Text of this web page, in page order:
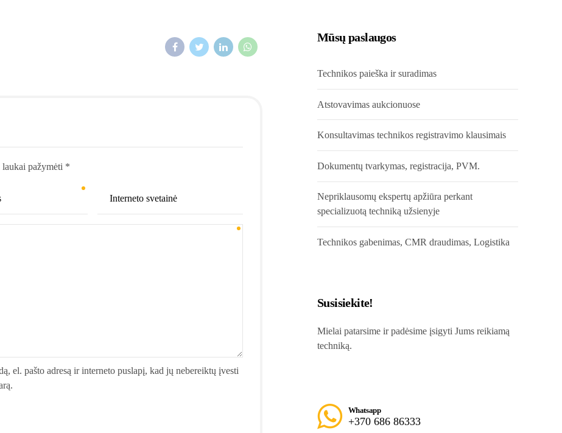
laukai pažymėti *
el. pašto adresą ir interneto puslapį, kad jų nebereiktų įvesti
Mūsų paslaugos
Technikos paieška ir suradimas
Atstovavimas aukcionuose
Konsultavimas technikos registravimo klausimais
Dokumentų tvarkymas, registracija, PVM.
Nepriklausomų ekspertų apžiūra perkant
specializuotą techniką užsienyje
Technikos gabenimas, CMR draudimas, Logistika
Susisiekite!
Mielai patarsime ir padėsime įsigyti Jums reikiamą
techniką.
Whatsapp
+370 686 86333